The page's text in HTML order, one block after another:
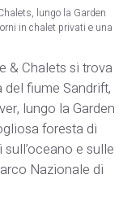
lungo la Garden
in chalet privati e una
& Chalets si trova
fiume Sandrift,
lungo la Garden
foresta di
e sulle
Nazionale di